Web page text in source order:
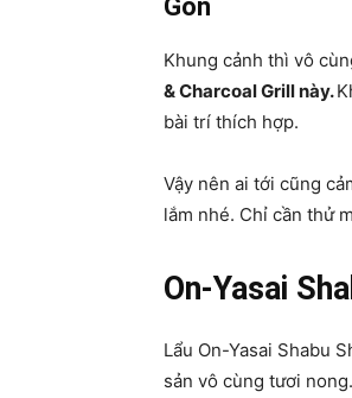
Gòn
Khung cảnh thì vô
& Charcoal Grill này.
bài trí thích hợp.
Vậy nên ai tới cũng
lắm nhé. Chỉ cần thử
On-Yasai
Lẩu On-Yasai Shabu
sản vô cùng tươi